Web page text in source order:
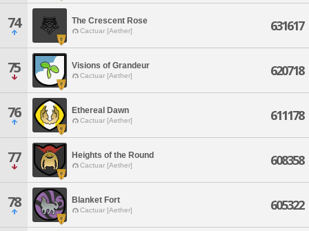
74 The Crescent Rose
Cactuar [Aether] 631617
75 Visions of Grandeur
Cactuar [Aether] 620718
76 Ethereal Dawn
Cactuar [Aether] 611178
77 Heights of the Round
Cactuar [Aether] 608358
78 Blanket Fort
Cactuar [Aether] 605322